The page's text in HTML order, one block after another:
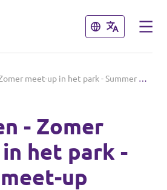
Sluiten
de gemeenten
Sluiten
Eindhoven - Zomer meet-up in het park - Summer meet-up
- Zomer
het park -
up